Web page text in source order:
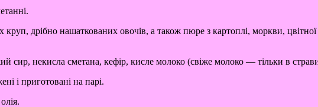
дрібно нашаткованих овочів, а також пюре з картоплі, моркви, цвітної
сир, некисла сметана, кефір, кисле молоко (свіже молоко — тільки в
і приготовані на парі.